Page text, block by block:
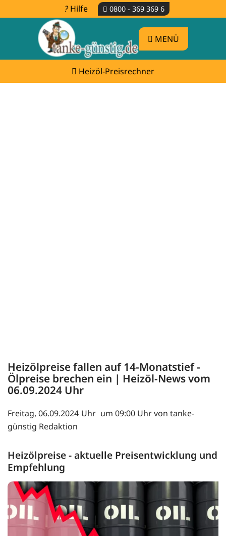
Hilfe 0800 - 369 369 6
MENÜ
Heizöl-Preisrechner
Heizölpreise fallen auf 14-Monatstief -
Ölpreise brechen ein | Heizöl-News vom
06.09.2024
Freitag, 06.09.2024
um 09:00 Uhr von tanke-
günstig Redaktion
Heizölpreise - aktuelle Preisentwicklung und
Empfehlung